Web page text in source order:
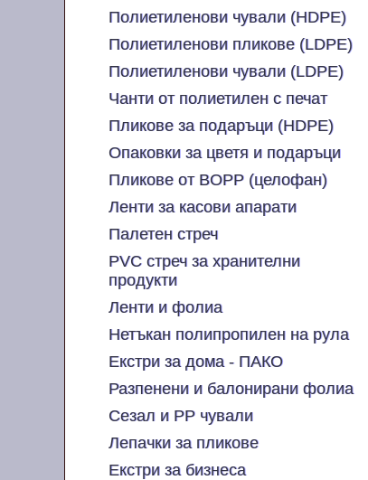
Полиетиленови чували (HDPE)
Полиетиленови пликове (LDPE)
Полиетиленови чували (LDPE)
Чанти от полиетилен с печат
Пликове за подаръци (HDPE)
Опаковки за цветя и подаръци
Пликове от BOPP (целофан)
Ленти за касови апарати
Палетен стреч
PVC стреч за хранителни
продукти
Ленти и фолиа
Нетъкан полипропилен на рула
Екстри за дома - ПАКО
Разпенени и балонирани фолиа
Сезал и PP чували
Лепачки за пликове
Екстри за бизнеса